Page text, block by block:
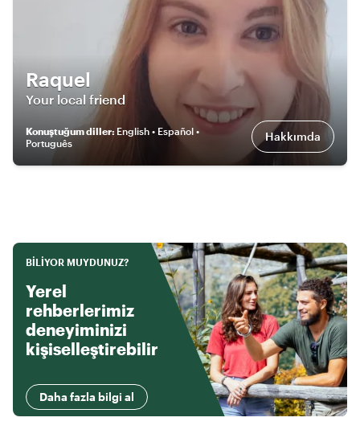
Raquel
Your local friend
Konuştuğum diller: English • Español •
Português
Hakkımda
BILIYOR MUYDUNUZ?
Yerel
rehberlerimiz
deneyiminizi
kişiselleştirebilir
Daha fazla bilgi al